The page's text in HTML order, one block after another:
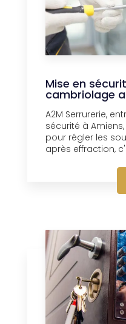
Mise en
cambriolage
A2M Serrurerie,
sécurité à
pour régler les
après effraction,